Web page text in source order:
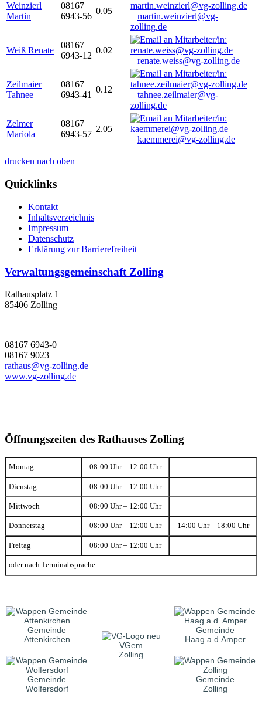
Weinzierl
Martin
08167
6943-56
0.05
martin.weinzierl@vg-
zolling.de
Weiß Renate
08167
6943-12
0.02
renate.weiss@vg-zolling.de
Zeilmaier
Tahnee
08167
6943-41
0.12
tahnee.zeilmaier@vg-
zolling.de
Zelmer
Mariola
08167
6943-57
2.05
kaemmerei@vg-zolling.de
drucken nach oben
Quicklinks
Kontakt
Inhaltsverzeichnis
Impressum
Datenschutz
Erklärung zur Barrierefreiheit
Verwaltungsgemeinschaft Zolling
Rathausplatz 1
85406 Zolling
08167 6943-0
08167 9023
rathaus@vg-zolling.de
www.vg-zolling.de
Öffnungszeiten des Rathauses Zolling
Montag 08:00 Uhr – 12:00 Uhr
Dienstag 08:00 Uhr – 12:00 Uhr
Mittwoch 08:00 Uhr – 12:00 Uhr
Donnerstag 08:00 Uhr – 12:00 Uhr 14:00 Uhr – 18:00 Uhr
Freitag 08:00 Uhr – 12:00 Uhr
oder nach Terminabsprache
Gemeinde
Attenkirchen
VGem
Zolling
Gemeinde
Haag a.d.Amper
Gemeinde
Wolfersdorf
Gemeinde
Zolling